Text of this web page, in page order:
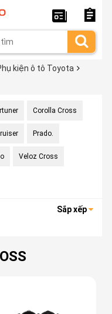
kiện ô tô Toyota
Corolla Cross
Prado.
Veloz Cross
Sắp xếp